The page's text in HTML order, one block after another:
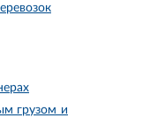
грузом и